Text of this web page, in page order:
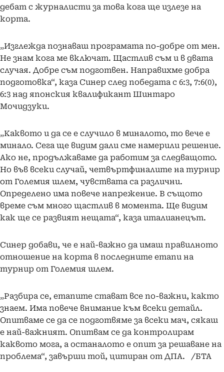
дебат с журналисти за това кога ще излезе на
корта.
„Изглежда познаваш програмата по-добре от мен.
Не знам кога ме включат. Щастлив съм и в двата
случая. Добре съм подготвен. Направихме добра
подготовка“, каза Синер след победата с 6:3, 7:6(0),
6:3 над японския квалификант Шинтаро
Мочидзуки.
„Каквото и да се е случило в миналото, то вече е
минало. Сега ще видим дали сме намерили решение.
Ако не, продължаваме да работим за следващото.
Но във всеки случай, четвъртфиналите на турнир
от Големия шлем, чувствата са различни.
Определено има повече напрежение. В същото
време съм много щастлив в момента. Ще видим
как ще се развият нещата“, каза италианецът.
Синер добави, че е най-важно да имаш правилното
отношение на корта в последните етапи на
турнир от Големия шлем.
„Разбира се, етапите стават все по-важни, както
знаем. Има повече внимание към всеки детайл.
Опитваме се да се подготвяме за всеки мач, сякаш
е най-важният. Опитвам се да контролирам
каквото мога, а останалото е опит за решаване на
проблема“, завърши той, цитиран от ДПА. /БТА